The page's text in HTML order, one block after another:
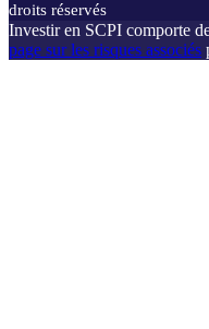
droits réservés
Investir en SCPI comporte
page sur les risques associés